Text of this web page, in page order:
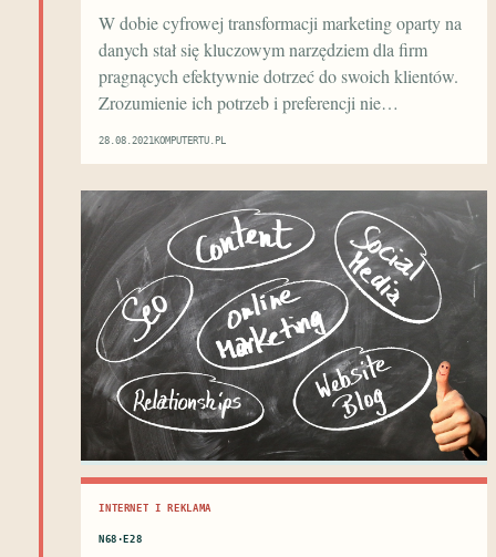
W dobie cyfrowej transformacji marketing oparty na
danych stał się kluczowym narzędziem dla firm
pragnących efektywnie dotrzeć do swoich klientów.
Zrozumienie ich potrzeb i preferencji nie…
28.08.2021KOMPUTERTU.PL
INTERNET I REKLAMA
N68·E28